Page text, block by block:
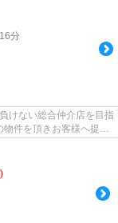
分
けない総合仲介店を目指
物件を頂きお客様へ提供